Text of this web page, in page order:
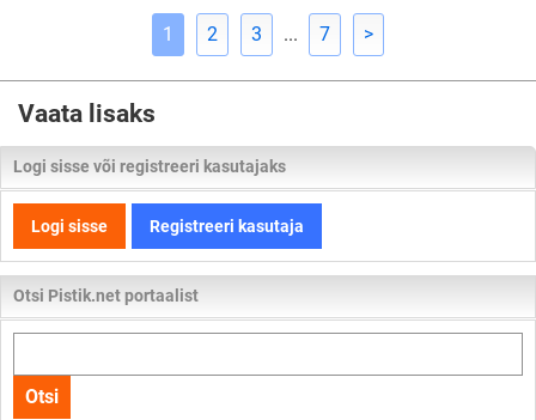
1 2 3 ... 7 >
Vaata lisaks
Logi sisse või registreeri kasutajaks
Logi sisse Registreeri kasutaja
Otsi Pistik.net portaalist
kogu
lehelt
Otsi